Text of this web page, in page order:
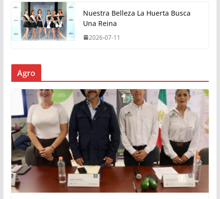
Nuestra Belleza La Huerta Busca
Una Reina
2026-07-11
Agro